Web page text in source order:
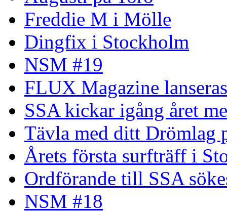
Freddie M i Mölle
Dingfix i Stockholm
NSM #19
FLUX Magazine lanseras
SSA kickar igång året
Tävla med ditt Drömlag
Årets första surfträff i
Ordförande till SSA
NSM #18